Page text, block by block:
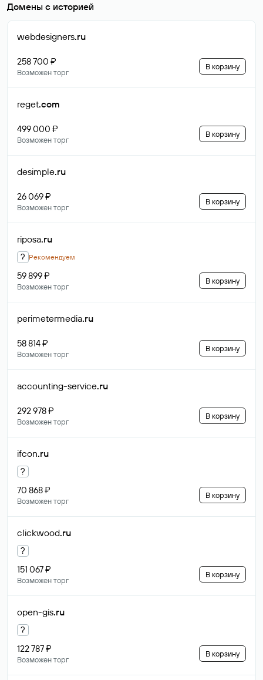
Домены с историей
webdesigners.ru
258 700 ₽
Возможен торг
В корзину
reget.com
499 000 ₽
Возможен торг
В корзину
desimple.ru
26 069 ₽
Возможен торг
В корзину
riposa.ru
? Рекомендуем
59 899 ₽
Возможен торг
В корзину
perimetermedia.ru
58 814 ₽
Возможен торг
В корзину
accounting-service.ru
292 978 ₽
Возможен торг
В корзину
ifcon.ru
?
70 868 ₽
Возможен торг
В корзину
clickwood.ru
?
151 067 ₽
Возможен торг
В корзину
open-gis.ru
?
122 787 ₽
Возможен торг
В корзину